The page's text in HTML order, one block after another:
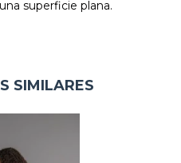
superficie plana.
SIMILARES